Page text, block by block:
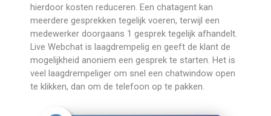
hierdoor kosten reduceren. Een chatagent kan
meerdere gesprekken tegelijk voeren, terwijl een
medewerker doorgaans 1 gesprek tegelijk afhandelt.
Live Webchat is laagdrempelig en geeft de klant de
mogelijkheid anoniem een gesprek te starten. Het is
veel laagdrempeliger om snel een chatwindow open
te klikken, dan om de telefoon op te pakken.